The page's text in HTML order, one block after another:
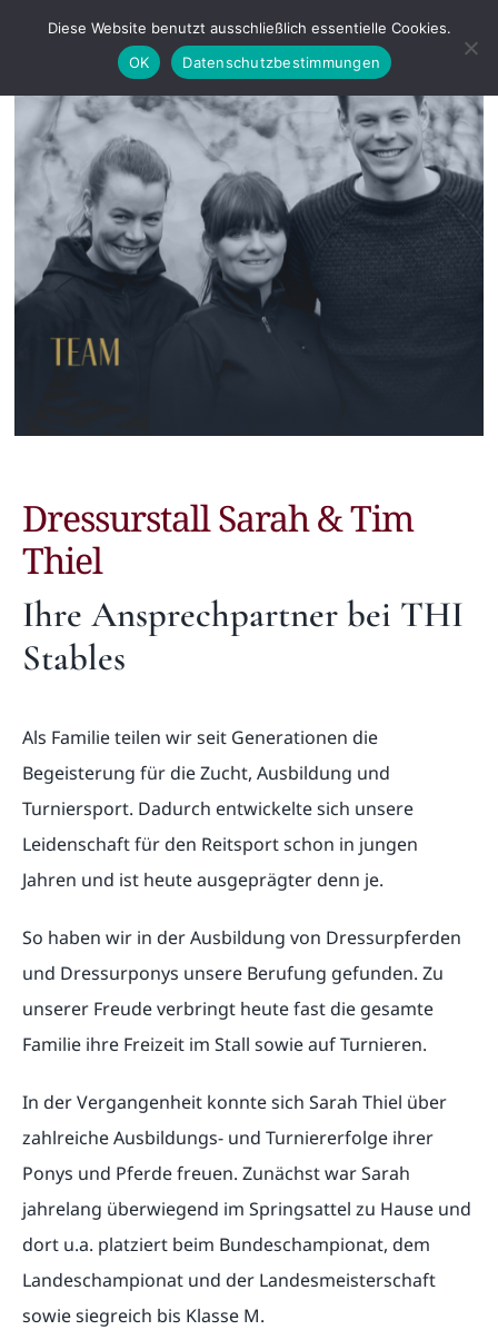
Ausbildung & Beritt
Hengstvorbereitung
Schau & SLP
News
Kontakt
Dressurstall Sarah & Tim
Thiel
Ihre Ansprechpartner bei THI
Stables
Als Familie teilen wir seit Generationen die
Begeisterung für die Zucht, Ausbildung und
Turniersport. Dadurch entwickelte sich unsere
Leidenschaft für den Reitsport schon in jungen
Jahren und ist heute ausgeprägter denn je.
So haben wir in der Ausbildung von Dressurpferden
und Dressurponys unsere Berufung gefunden. Zu
unserer Freude verbringt heute fast die gesamte
Familie ihre Freizeit im Stall sowie auf Turnieren.
In der Vergangenheit konnte sich Sarah Thiel über
zahlreiche Ausbildungs- und Turniererfolge ihrer
Ponys und Pferde freuen. Zunächst war Sarah
jahrelang überwiegend im Springsattel zu Hause und
dort u.a. platziert beim Bundeschampionat, dem
Landeschampionat und der Landesmeisterschaft
sowie siegreich bis Klasse M.
Diese Website benutzt ausschließlich essentielle Cookies.
OK
Datenschutzbestimmungen